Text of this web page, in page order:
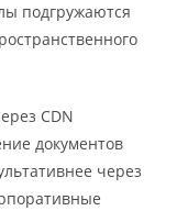
подгружаются
CDN
документов
через